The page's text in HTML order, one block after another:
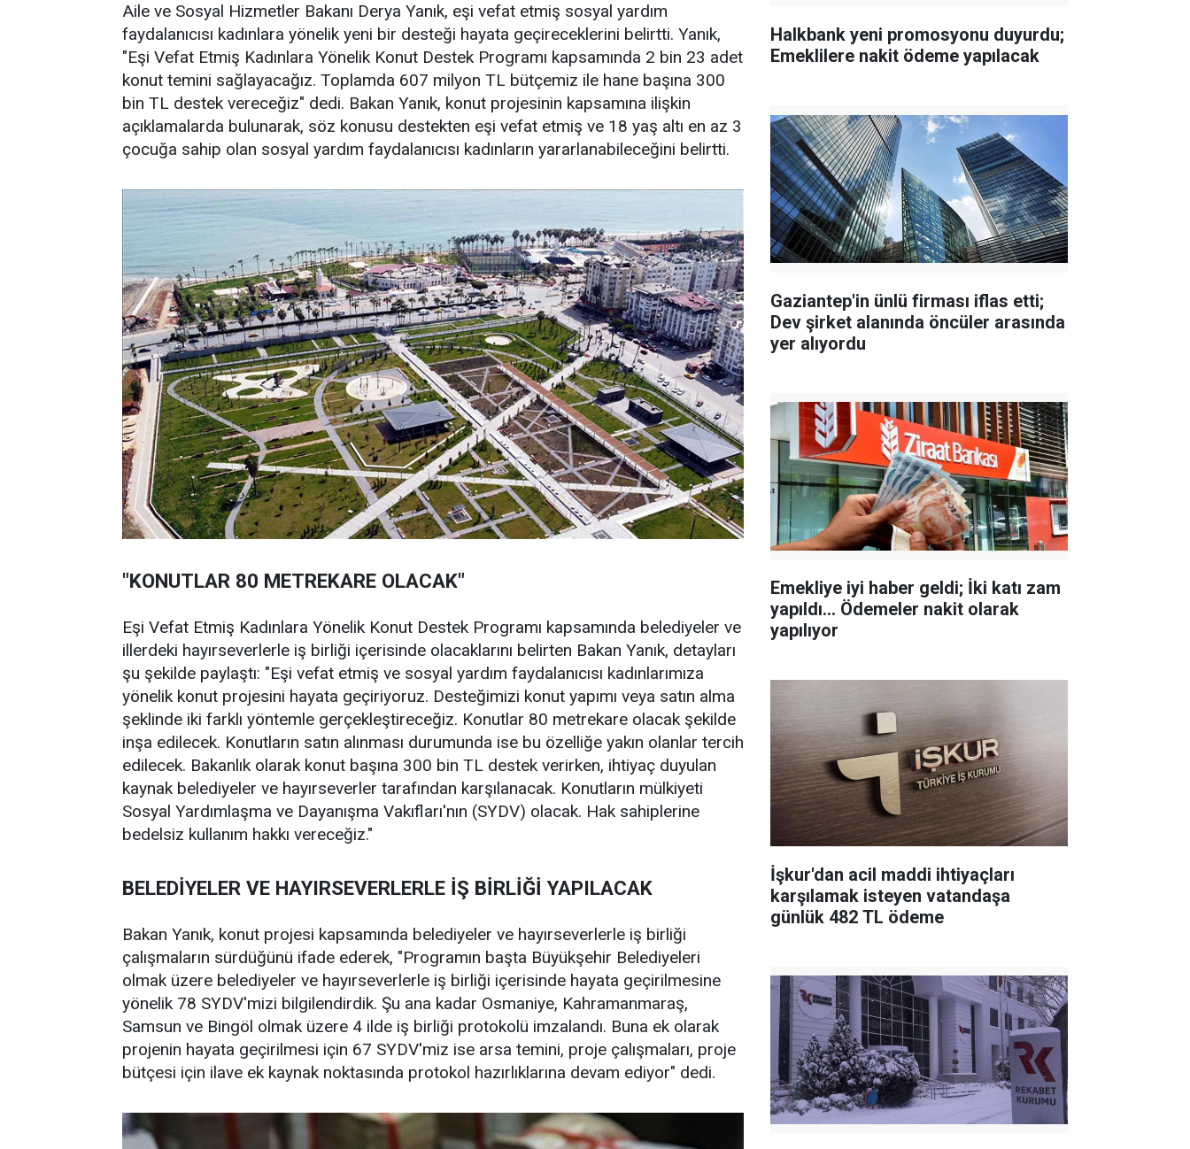
Aile ve Sosyal Hizmetler Bakanı Derya Yanık, eşi vefat etmiş sosyal yardım
faydalanıcısı kadınlara yönelik yeni bir desteği hayata geçireceklerini belirtti. Yanık,
"Eşi Vefat Etmiş Kadınlara Yönelik Konut Destek Programı kapsamında 2 bin 23 adet
konut temini sağlayacağız. Toplamda 607 milyon TL bütçemiz ile hane başına 300
bin TL destek vereceğiz" dedi. Bakan Yanık, konut projesinin kapsamına ilişkin
açıklamalarda bulunarak, söz konusu destekten eşi vefat etmiş ve 18 yaş altı en az 3
çocuğa sahip olan sosyal yardım faydalanıcısı kadınların yararlanabileceğini belirtti.
"KONUTLAR 80 METREKARE OLACAK"
Eşi Vefat Etmiş Kadınlara Yönelik Konut Destek Programı kapsamında belediyeler ve
illerdeki hayırseverlerle iş birliği içerisinde olacaklarını belirten Bakan Yanık, detayları
şu şekilde paylaştı: "Eşi vefat etmiş ve sosyal yardım faydalanıcısı kadınlarımıza
yönelik konut projesini hayata geçiriyoruz. Desteğimizi konut yapımı veya satın alma
şeklinde iki farklı yöntemle gerçekleştireceğiz. Konutlar 80 metrekare olacak şekilde
inşa edilecek. Konutların satın alınması durumunda ise bu özelliğe yakın olanlar tercih
edilecek. Bakanlık olarak konut başına 300 bin TL destek verirken, ihtiyaç duyulan
kaynak belediyeler ve hayırseverler tarafından karşılanacak. Konutların mülkiyeti
Sosyal Yardımlaşma ve Dayanışma Vakıfları'nın (SYDV) olacak. Hak sahiplerine
bedelsiz kullanım hakkı vereceğiz."
BELEDİYELER VE HAYIRSEVERLERLE İŞ BİRLİĞİ YAPILACAK
Bakan Yanık, konut projesi kapsamında belediyeler ve hayırseverlerle iş birliği
çalışmaların sürdüğünü ifade ederek, "Programın başta Büyükşehir Belediyeleri
olmak üzere belediyeler ve hayırseverlerle iş birliği içerisinde hayata geçirilmesine
yönelik 78 SYDV'mizi bilgilendirdik. Şu ana kadar Osmaniye, Kahramanmaraş,
Samsun ve Bingöl olmak üzere 4 ilde iş birliği protokolü imzalandı. Buna ek olarak
projenin hayata geçirilmesi için 67 SYDV'miz ise arsa temini, proje çalışmaları, proje
bütçesi için ilave ek kaynak noktasında protokol hazırlıklarına devam ediyor" dedi.
Halkbank yeni promosyonu duyurdu;
Emeklilere nakit ödeme yapılacak
Gaziantep'in ünlü firması iflas etti;
Dev şirket alanında öncüler arasında
yer alıyordu
Emekliye iyi haber geldi; İki katı zam
yapıldı... Ödemeler nakit olarak
yapılıyor
İşkur'dan acil maddi ihtiyaçları
karşılamak isteyen vatandaşa
günlük 482 TL ödeme